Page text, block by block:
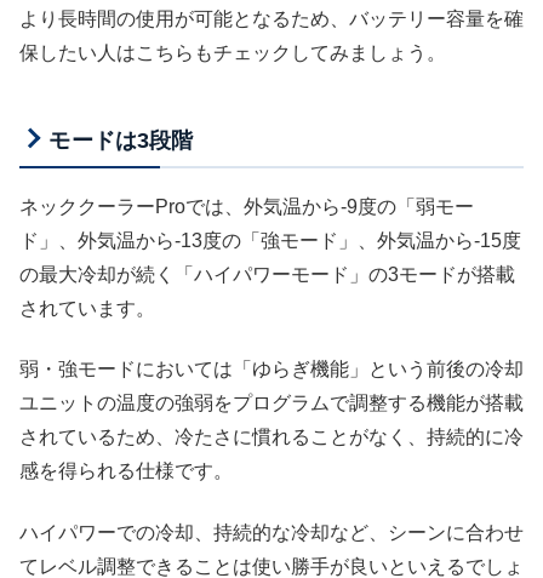
より長時間の使用が可能となるため、バッテリー容量を確
保したい人はこちらもチェックしてみましょう。
モードは3段階
ネッククーラーProでは、外気温から-9度の「弱モー
ド」、外気温から-13度の「強モード」、外気温から-15度
の最大冷却が続く「ハイパワーモード」の3モードが搭載
されています。
弱・強モードにおいては「ゆらぎ機能」という前後の冷却
ユニットの温度の強弱をプログラムで調整する機能が搭載
されているため、冷たさに慣れることがなく、持続的に冷
感を得られる仕様です。
ハイパワーでの冷却、持続的な冷却など、シーンに合わせ
てレベル調整できることは使い勝手が良いといえるでしょ